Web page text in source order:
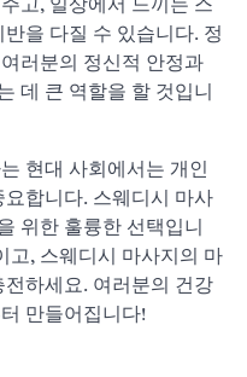
을 다질 수 있습니다. 정
러분의 정신적 안정과
데 큰 역할을 할 것입니
현대 사회에서는 개인
합니다. 스웨디시 마사
위한 훌륭한 선택입니
고, 스웨디시 마사지의 마
하세요. 여러분의 건강
만들어집니다!